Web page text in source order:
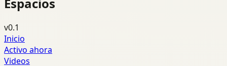
v0.1
Inicio
Activo ahora
Videos